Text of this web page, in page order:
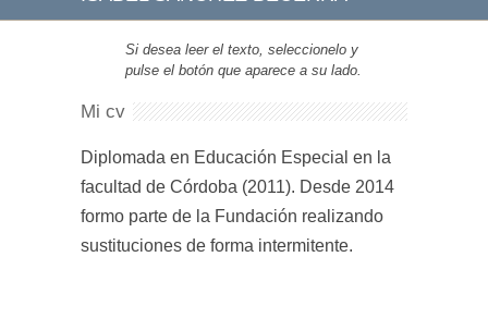
Si desea leer el texto, seleccionelo y
pulse el botón que aparece a su lado.
Mi cv
Diplomada en Educación Especial en la
facultad de Córdoba (2011). Desde 2014
formo parte de la Fundación realizando
sustituciones de forma intermitente.